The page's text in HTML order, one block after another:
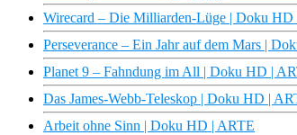
Wirecard – Die Milliarden-Lüge | Doku HD
Perseverance – Ein Jahr auf dem Mars |
Planet 9 – Fahndung im All | Doku HD |
Das James-Webb-Teleskop | Doku HD |
Arbeit ohne Sinn | Doku HD | ARTE